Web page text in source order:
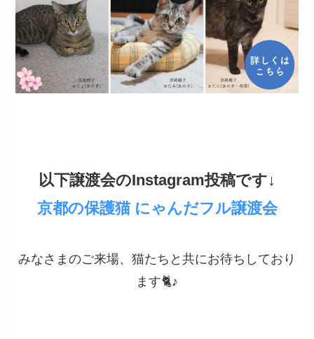
以下譲渡会のInstagram投稿です↓
京都の保護猫 にゃんだフル譲渡会
みなさまのご来場、猫たちと共にお待ちしており
ます🐈♪